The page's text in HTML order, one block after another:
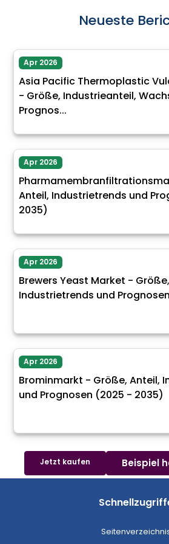
Neueste
Apr 2026
Asia Pacific Thermoplastic
- Größe, Industrieanteil,
Prognos...
Apr 2026
Anteil, Industrietrends und
2035)
Apr 2026
Brewers Yeast Market -
Industrietrends und
Apr 2026
Brominmarkt - Größe, Anteil,
und Prognosen (2025 - 2035)
Jetzt kaufen Beispiel